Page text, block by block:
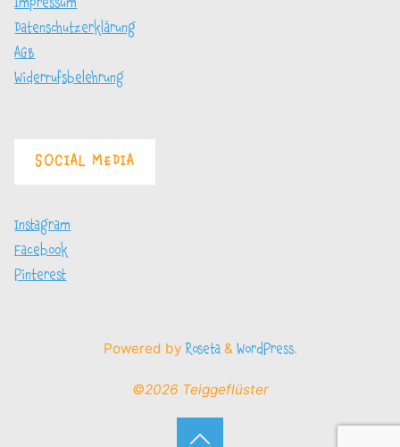
ich
es?"
Impressum
Datenschutzerklärung
AGB
Widerrufsbelehrung
SOCIAL MEDIA
Instagram
Facebook
Pinterest
Powered by Roseta& WordPress.
©2026 Teiggeflüster